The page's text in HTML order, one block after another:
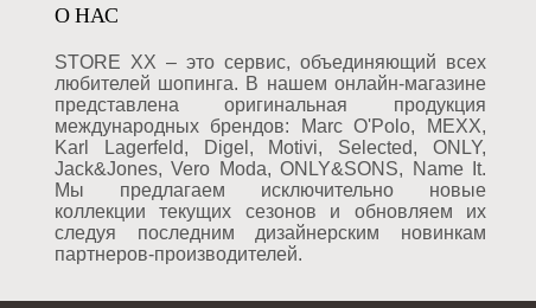
О НАС
STORE XX – это сервис, объединяющий всех
любителей шопинга. В нашем онлайн-магазине
представлена оригинальная продукция
международных брендов: Marc O'Polo, MEXX,
Karl Lagerfeld, Digel, Motivi, Selected, ONLY,
Jack&Jones, Vero Moda, ONLY&SONS, Name It.
Мы предлагаем исключительно новые
коллекции текущих сезонов и обновляем их
следуя последним дизайнерским новинкам
партнеров-производителей.